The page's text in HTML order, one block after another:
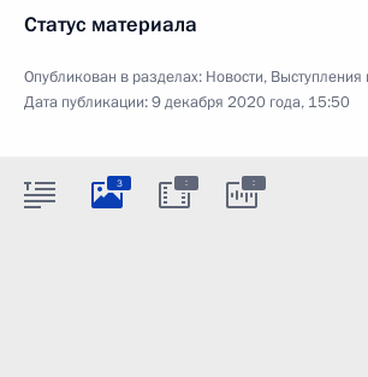
Статус материала
Опубликован в разделах: Новости,
Дата публикации:9 декабря 2020 года, 15:50
3 : :